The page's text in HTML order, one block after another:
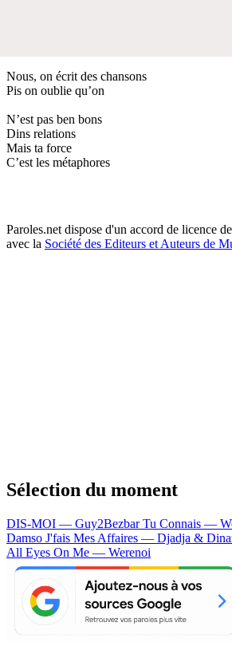
Nous, on écrit des chansons
Pis on oublie qu’on
N’est pas ben bons
Dins relations
Mais ta force
C’est les métaphores
Paroles.net dispose d'un accord de licence
avec la Société des Editeurs et Auteurs de
Sélection du moment
DIS-MOI — Guy2BezbarTu Connais —
Damso J'fais Mes Affaires — Djadja &
All Eyes On Me — Werenoi